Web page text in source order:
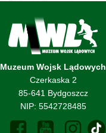
Muzeum Wojsk Lądowych
Czerkaska 2
85-641 Bydgoszcz
NIP: 5542728485